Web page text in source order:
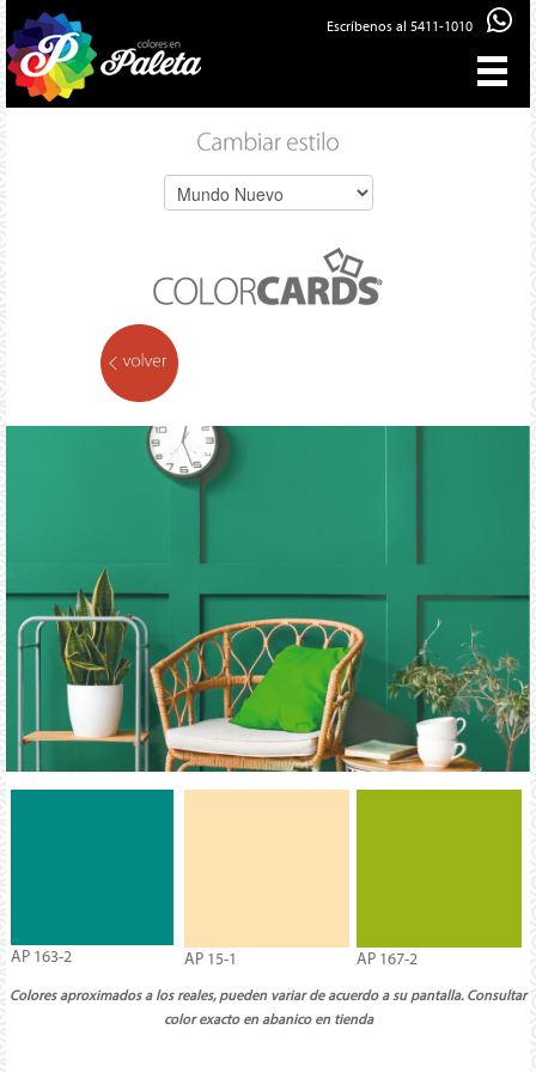
Escríbenos al 5411-1010
AP 163-2 AP 15-1 AP 167-2
Colores aproximados a los reales, pueden variar de acuerdo a su pantalla. Consultar
color exacto en abanico en tienda